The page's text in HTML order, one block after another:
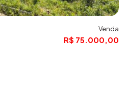
Venda
R$ 75.000,00